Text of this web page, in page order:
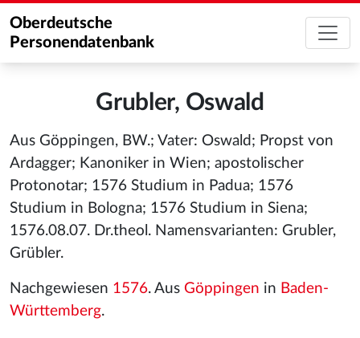
Oberdeutsche
Personendatenbank
Grubler, Oswald
Aus Göppingen, BW.; Vater: Oswald; Propst von
Ardagger; Kanoniker in Wien; apostolischer
Protonotar; 1576 Studium in Padua; 1576
Studium in Bologna; 1576 Studium in Siena;
1576.08.07. Dr.theol. Namensvarianten: Grubler,
Grübler.
Nachgewiesen 1576. Aus Göppingen in Baden-
Württemberg.